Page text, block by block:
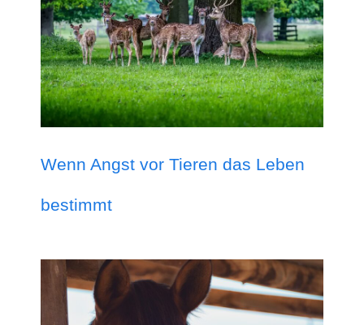
Wenn Angst vor Tieren das Leben
bestimmt